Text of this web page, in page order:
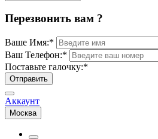
Перезвонить вам ?
Ваше Имя:*
Ваш Телефон:*
Поставьте галочку:*
Отправить
Аккаунт
Москва